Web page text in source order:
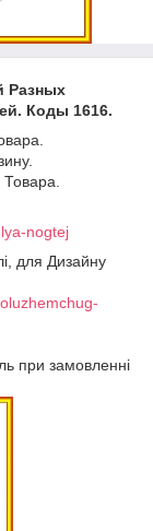
Разных
Коды 1616.
nogtej
для Дизайну
при замовленні